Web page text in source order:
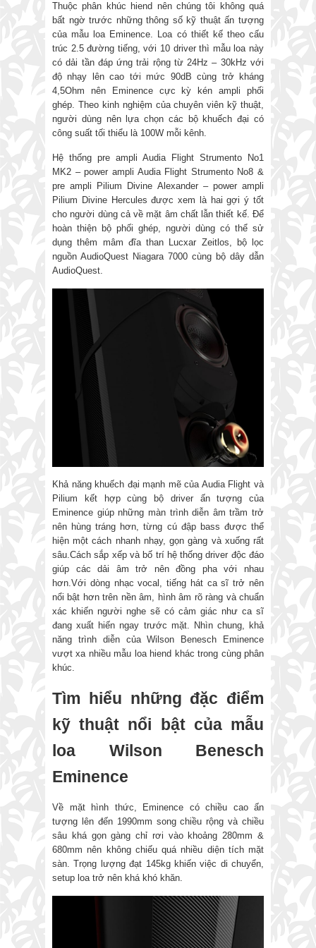
Thuộc phân khúc hiend nên chúng tôi không quá
bất ngờ trước những thông số kỹ thuật ấn tượng
của mẫu loa Eminence. Loa có thiết kế theo cấu
trúc 2.5 đường tiếng, với 10 driver thì mẫu loa này
có dải tần đáp ứng trải rộng từ 24Hz – 30kHz với
độ nhạy lên cao tới mức 90dB cùng trở kháng
4,5Ohm nên Eminence cực kỳ kén ampli phối
ghép. Theo kinh nghiệm của chuyên viên kỹ thuật,
người dùng nên lựa chọn các bộ khuếch đại có
công suất tối thiểu là 100W mỗi kênh.
Hệ thống pre ampli Audia Flight Strumento No1
MK2 – power ampli Audia Flight Strumento No8 &
pre ampli Pilium Divine Alexander – power ampli
Pilium Divine Hercules được xem là hai gợi ý tốt
cho người dùng cả về mặt âm chất lẫn thiết kế. Để
hoàn thiện bộ phối ghép, người dùng có thể sử
dụng thêm mâm đĩa than Lucxar Zeitlos, bộ lọc
nguồn AudioQuest Niagara 7000 cùng bộ dây dẫn
AudioQuest.
Khả năng khuếch đại mạnh mẽ của Audia Flight và
Pilium kết hợp cùng bộ driver ấn tượng của
Eminence giúp những màn trình diễn âm trầm trở
nên hùng tráng hơn, từng cú đập bass được thể
hiện một cách nhanh nhạy, gọn gàng và xuống rất
sâu.Cách sắp xếp và bố trí hệ thống driver độc đáo
giúp các dải âm trở nên đồng pha với nhau
hơn.Với dòng nhạc vocal, tiếng hát ca sĩ trở nên
nổi bật hơn trên nền âm, hình âm rõ ràng và chuẩn
xác khiến người nghe sẽ có cảm giác như ca sĩ
đang xuất hiến ngay trước mặt. Nhìn chung, khả
năng trình diễn của Wilson Benesch Eminence
vượt xa nhiều mẫu loa hiend khác trong cùng phân
khúc.
Tìm hiểu những đặc điểm
kỹ thuật nổi bật của mẫu
loa Wilson Benesch
Eminence
Về mặt hình thức, Eminence có chiều cao ấn
tượng lên đến 1990mm song chiều rộng và chiều
sâu khá gọn gàng chỉ rơi vào khoảng 280mm &
680mm nên không chiếu quá nhiều diện tích mặt
sàn. Trọng lượng đạt 145kg khiến việc di chuyển,
setup loa trở nên khá khó khăn.